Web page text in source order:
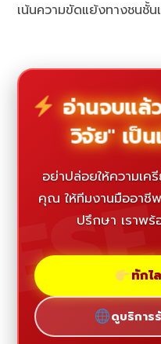
เน้นความขัดแย้งทางชนชั้น
อ่านจบแล้
วิจัย" เป็
อย่าปล่อยให้ความเค
คุณ ให้ทีมงานมืออาชี
ปรึกษา เราพ
ทักไ
ดูบริการ